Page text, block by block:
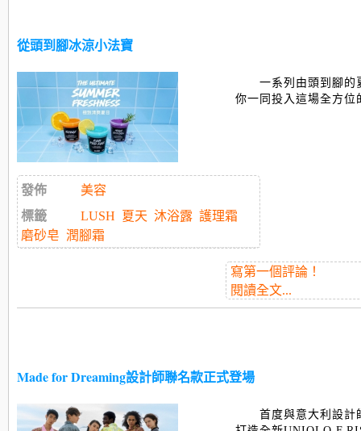
從頭到腳冰涼小法寶
一系列由頭到腳的
你一同投入這場全方
發佈
美容
標籤
LUSH 夏天 沐浴露 護理霜
磨砂皂 潤腳霜
寫第一個評論！
閱讀全文...
Made for Dreaming設計師聯名款正式登場
首度與意大利設計